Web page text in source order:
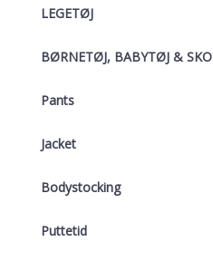
LEGETØJ
BØRNETØJ, BABYTØJ & SKO
Pants
Jacket
Bodystocking
Puttetid